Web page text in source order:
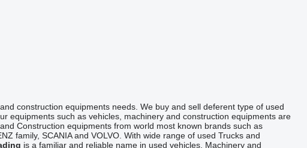
construction equipments needs. We buy and sell deferent type of used
equipments such as vehicles, machinery and construction equipments are
Construction equipments from world most known brands such as
family, SCANIA and VOLVO. With wide range of used Trucks and
is a familiar and reliable name in used vehicles, Machinery and